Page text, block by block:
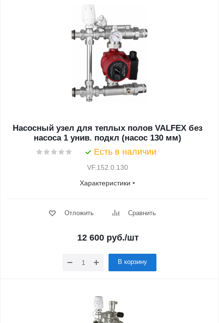
Насосный узел для теплых полов VALFEX без
насоса 1 унив. подкл (насос 130 мм)
Есть в наличии
VF.152.0.130
Характеристики
Отложить Сравнить
12 600руб./шт
В корзину